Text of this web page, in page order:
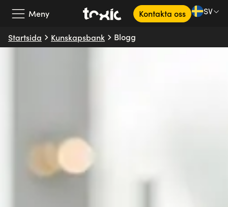
Vårt erbjudande
Meny Kontakta oss SV
Startsida Kunskapsbank Blogg